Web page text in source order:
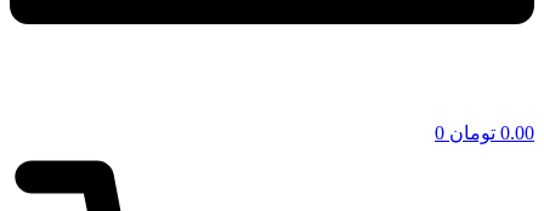
0.00 تومان 0